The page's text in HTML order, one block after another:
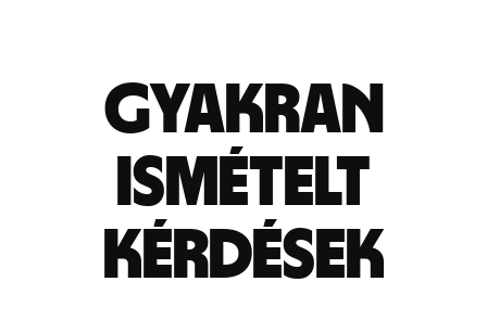
Gyakran
ismételt
kérdések